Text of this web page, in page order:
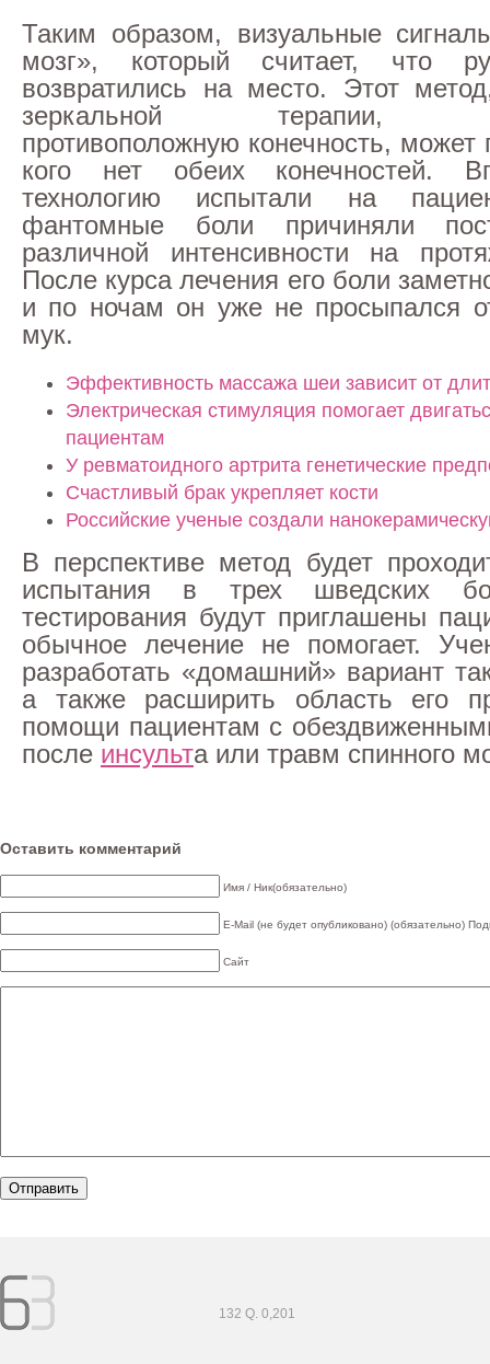
Таким образом, визуальные
мозг», который считает, что
возвратились на место. Этот
зеркальной терапии,
противоположную конечность,
кого нет обеих конечностей.
технологию испытали на
фантомные боли причиняли
различной интенсивности на
После курса лечения его боли
и по ночам он уже не просыпался
мук.
Эффективность массажа шеи зависит от
Электрическая стимуляция помогает
пациентам
У ревматоидного артрита генетические
Счастливый брак укрепляет кости
Российские ученые создали
В перспективе метод будет
испытания в трех шведских
тестирования будут приглашены
обычное лечение не помогает.
разработать «домашний» вариант
а также расширить область его
помощи пациентам с
после инсульта или травм спинного
Оставить комментарий
Имя / Ник(обязательно)
E-Mail (не будет опубликовано) (обязательно)
Сайт
132 Q. 0,201